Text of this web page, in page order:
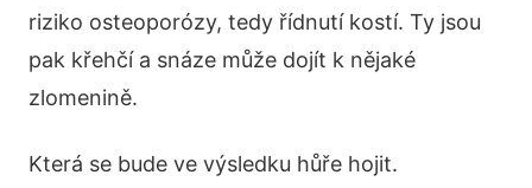
riziko osteoporózy, tedy řídnutí kostí. Ty jsou
pak křehčí a snáze může dojít k nějaké
zlomenině.
Která se bude ve výsledku hůře hojit.